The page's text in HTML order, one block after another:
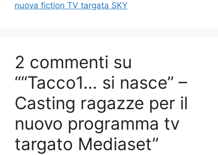
nuova fiction TV targata SKY
2 commenti su
““Tacco1… si nasce” –
Casting ragazze per il
nuovo programma tv
targato Mediaset”